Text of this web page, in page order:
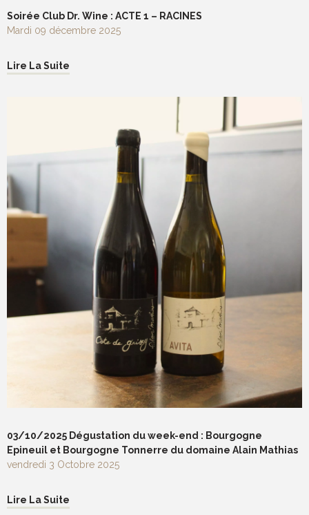
Soirée Club Dr. Wine : ACTE 1 – RACINES
Mardi 09 décembre 2025
Lire La Suite
03/10/2025 Dégustation du week-end : Bourgogne
Epineuil et Bourgogne Tonnerre du domaine Alain Mathias
vendredi 3 Octobre 2025
Lire La Suite